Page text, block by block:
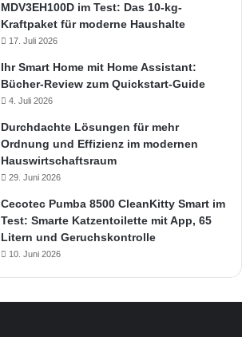
MDV3EH100D im Test: Das 10-kg-
Kraftpaket für moderne Haushalte
17. Juli 2026
Ihr Smart Home mit Home Assistant:
Bücher-Review zum Quickstart-Guide
4. Juli 2026
Durchdachte Lösungen für mehr
Ordnung und Effizienz im modernen
Hauswirtschaftsraum
29. Juni 2026
Cecotec Pumba 8500 CleanKitty Smart im
Test: Smarte Katzentoilette mit App, 65
Litern und Geruchskontrolle
10. Juni 2026